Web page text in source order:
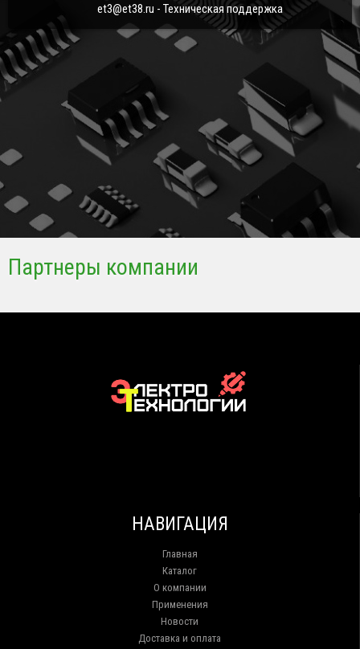
et3@et38.ru - Техническая поддержка
Партнеры компании
НАВИГАЦИЯ
Главная
Каталог
О компании
Применения
Новости
Доставка и оплата